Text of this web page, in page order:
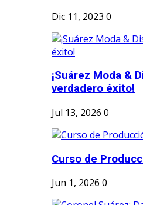
Dic 11, 2023 0
¡Suárez Moda &
verdadero éxito!
Jul 13, 2026 0
Curso de
Jun 1, 2026 0